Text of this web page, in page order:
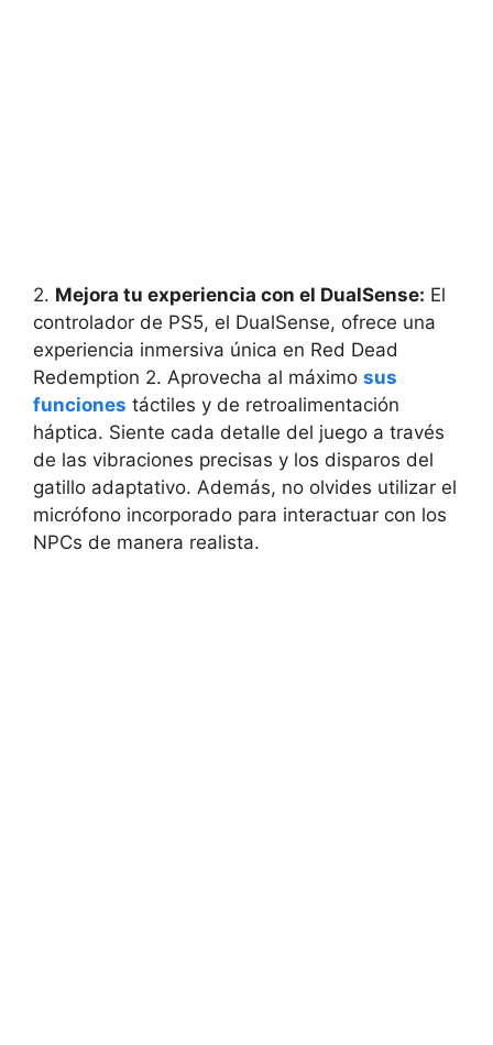
2. Mejora tu experiencia con el DualSense: El
controlador de PS5, el DualSense, ofrece una
experiencia inmersiva única en Red Dead
Redemption 2. Aprovecha al máximo sus
funciones táctiles y de retroalimentación
háptica. Siente cada detalle del juego a través
de las vibraciones precisas y los disparos del
gatillo adaptativo. Además, no olvides utilizar el
micrófono incorporado para interactuar con los
NPCs de manera realista.